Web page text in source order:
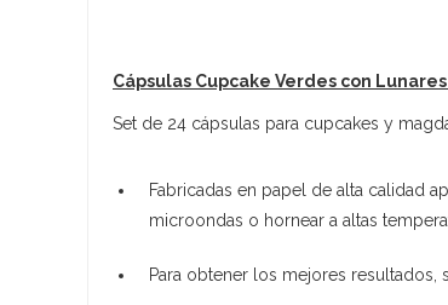
Cápsulas Cupcake Verdes con
Set de 24 cápsulas para cupcakes y
Fabricadas en papel de alta calidad
microondas o hornear a altas
Para obtener los mejores resultados,